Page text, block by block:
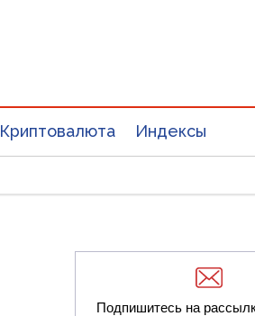
Криптовалюта Индексы
Подпишитесь на